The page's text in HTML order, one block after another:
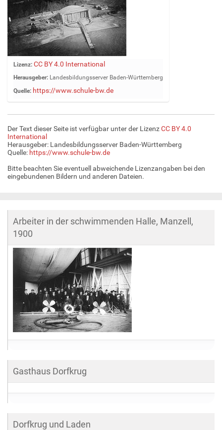
Z
e
g
e
B
l
d
i
v
r
G
ö
Lizenz: CC BY 4.0 International
Herausgeber: Landesbildungsserver Baden-Württemberg
Quelle: https://www.schule-bw.de
Der Text dieser Seite ist verfügbar unter der LizenzCC BY 4.0
International
Herausgeber: Landesbildungsserver Baden-Württemberg
Quelle: https://www.schule-bw.de
Bitte beachten Sie eventuell abweichende Lizenzangaben bei den
eingebundenen Bildern und anderen Dateien.
Arbeiter in der schwimmenden Halle, Manzell,
1900
Gasthaus Dorfkrug
Dorfkrug und Laden